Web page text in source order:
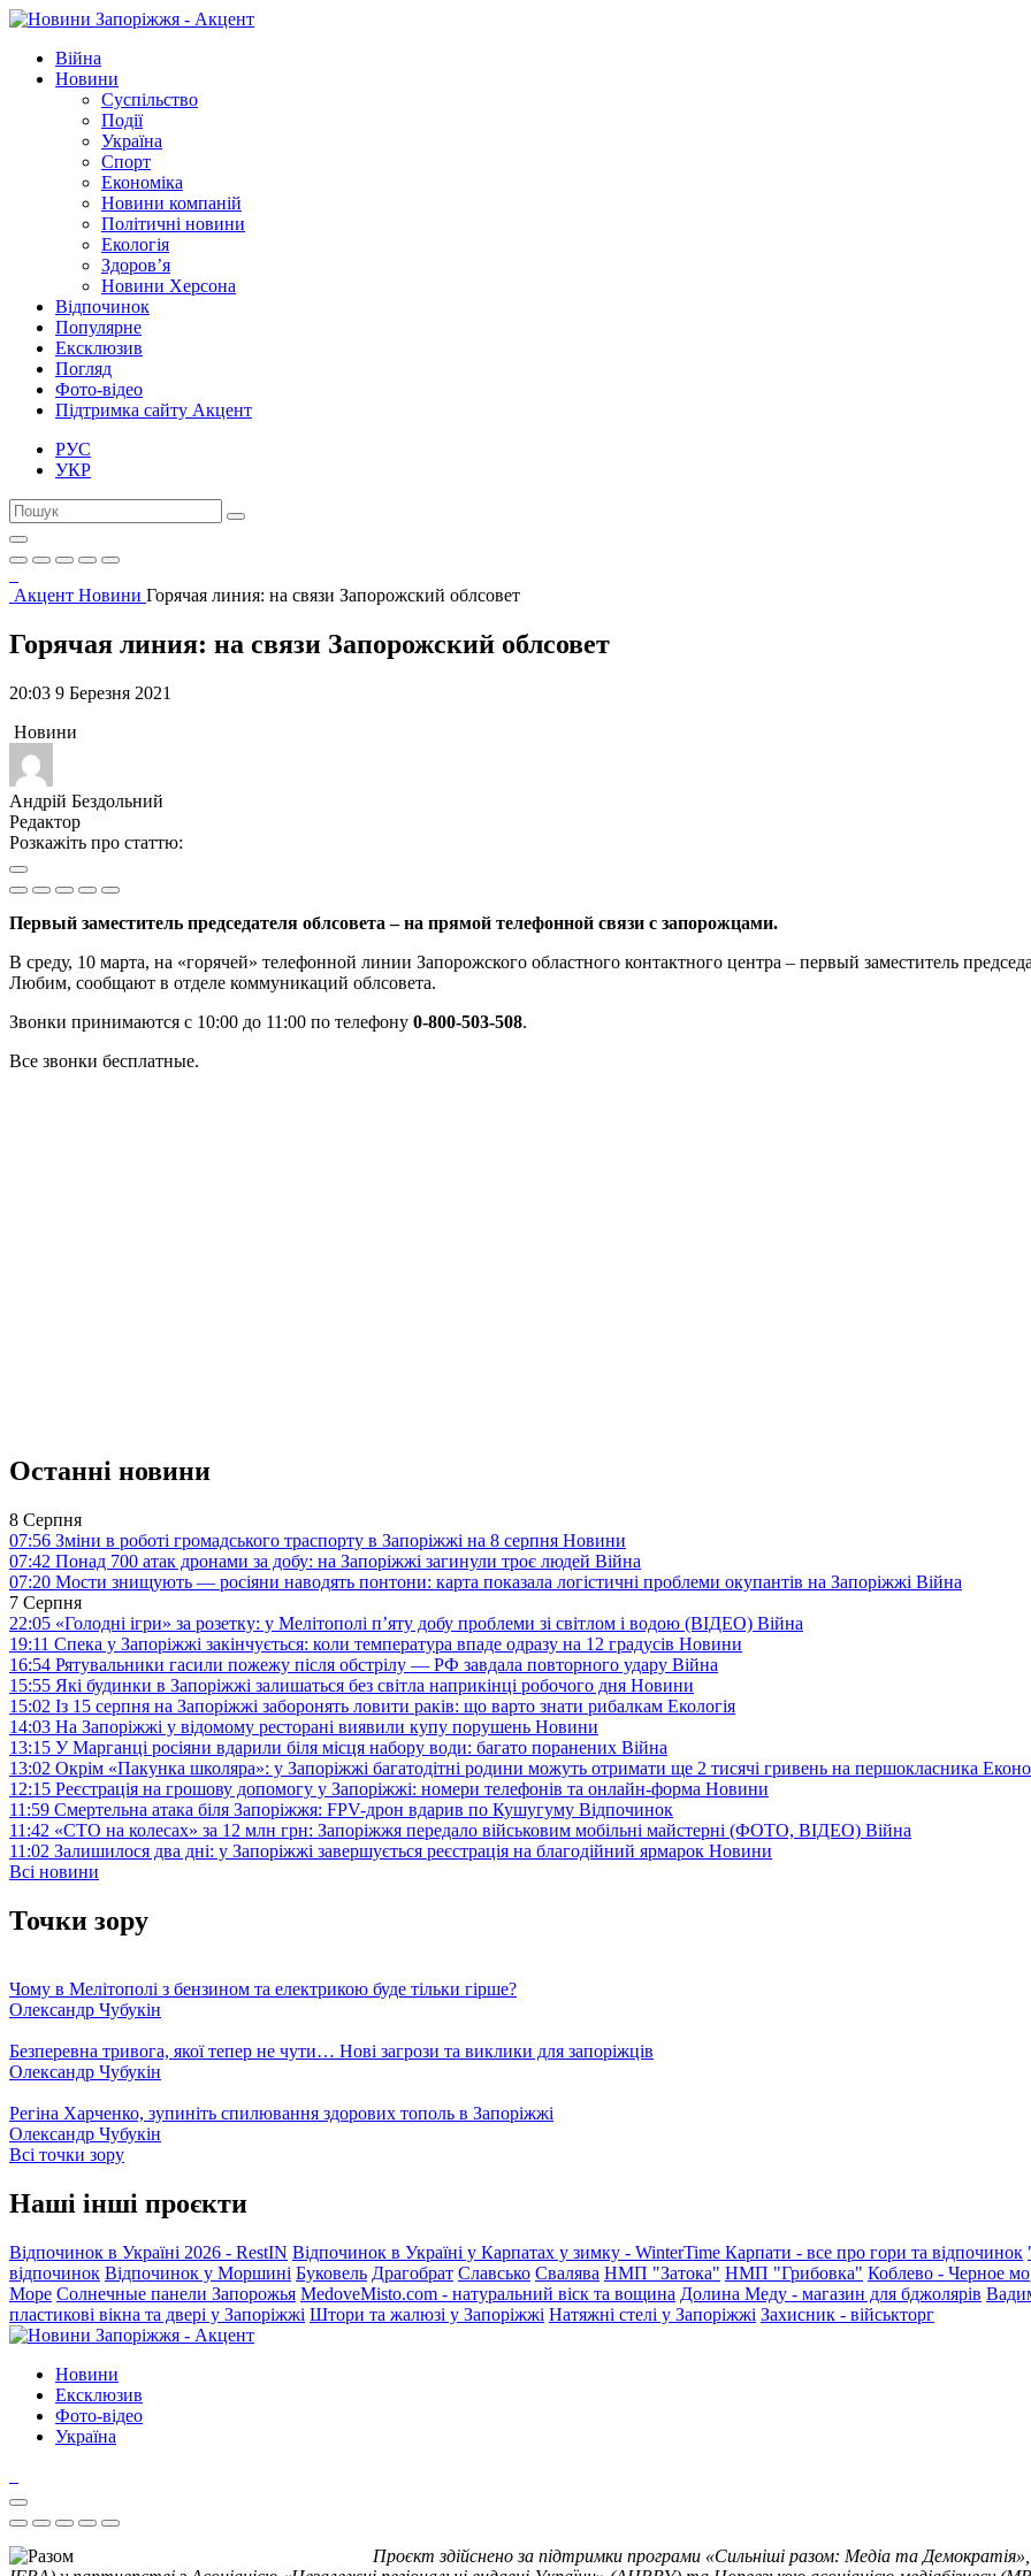
Війна
Новини
Суспільство
Події
Україна
Спорт
Економіка
Новини компаній
Політичні новини
Екологія
Здоров’я
Новини Херсона
Відпочинок
Популярне
Ексклюзив
Погляд
Фото-відео
Підтримка сайту Акцент
РУС
УКР
Акцент Новини Горячая линия: на связи Запорожский облсовет
Горячая линия: на связи Запорожский облсовет
20:03 9 Березня 2021
Новини
Андрій Бездольний
Редактор
Розкажіть про статтю:
Первый заместитель председателя облсовета – на прямой телефонной связи с запорожцами.
В среду, 10 марта, на «горячей» телефонной линии Запорожского областного контактного центра – первый заместитель
Любим, сообщают в отделе коммуникаций облсовета.
Звонки принимаются с 10:00 до 11:00 по телефону 0-800-503-508.
Все звонки бесплатные.
Останні новини
8 Серпня
07:56 Зміни в роботі громадського траспорту в Запоріжжі на 8 серпня Новини
07:42 Понад 700 атак дронами за добу: на Запоріжжі загинули троє людей Війна
07:20 Мости знищують — росіяни наводять понтони: карта показала логістичні проблеми окупантів на Запоріжжі Війна
7 Серпня
22:05 «Голодні ігри» за розетку: у Мелітополі п’яту добу проблеми зі світлом і водою (ВІДЕО) Війна
19:11 Спека у Запоріжжі закінчується: коли температура впаде одразу на 12 градусів Новини
16:54 Рятувальники гасили пожежу після обстрілу — РФ завдала повторного удару Війна
15:55 Які будинки в Запоріжжі залишаться без світла наприкінці робочого дня Новини
15:02 Із 15 серпня на Запоріжжі заборонять ловити раків: що варто знати рибалкам Екологія
14:03 На Запоріжжі у відомому ресторані виявили купу порушень Новини
13:15 У Марганці росіяни вдарили біля місця набору води: багато поранених Війна
13:02 Окрім «Пакунка школяра»: у Запоріжжі багатодітні родини можуть отримати ще 2 тисячі гривень на першокласника
12:15 Реєстрація на грошову допомогу у Запоріжжі: номери телефонів та онлайн-форма Новини
11:59 Смертельна атака біля Запоріжжя: FPV-дрон вдарив по Кушугуму Відпочинок
11:42 «СТО на колесах» за 12 млн грн: Запоріжжя передало військовим мобільні майстерні (ФОТО, ВІДЕО) Війна
11:02 Залишилося два дні: у Запоріжжі завершується реєстрація на благодійний ярмарок Новини
Всі новини
Точки зору
Чому в Мелітополі з бензином та електрикою буде тільки гірше?
Олександр Чубукін
Безперевна тривога, якої тепер не чути… Нові загрози та виклики для запоріжців
Олександр Чубукін
Регіна Харченко, зупиніть спилювання здорових тополь в Запоріжжі
Олександр Чубукін
Всі точки зору
Наші інші проєкти
Відпочинок в Україні 2026 - RestIN Відпочинок в Україні у Карпатах у зимку - WinterTime Карпати - все про гори та відпочинок
відпочинок Відпочинок у Моршині Буковель Драгобрат Славсько Свалява НМП "Затока" НМП "Грибовка" Коблево - Черное
Море Солнечные панели Запорожья MedoveMisto.com - натуральний віск та вощина Долина Меду - магазин для бджолярів
пластикові вікна та двері у Запоріжжі Штори та жалюзі у Запоріжжі Натяжні стелі у Запоріжжі Захисник - військторг
Новини
Ексклюзив
Фото-відео
Україна
Проєкт здійснено за підтримки програми «Сильніші разом: Медіа та